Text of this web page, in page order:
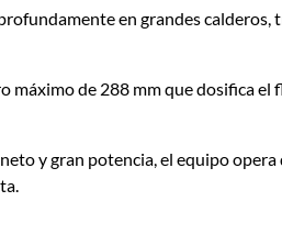
en grandes
de 288 mm que dosifica el
y gran potencia, el equipo